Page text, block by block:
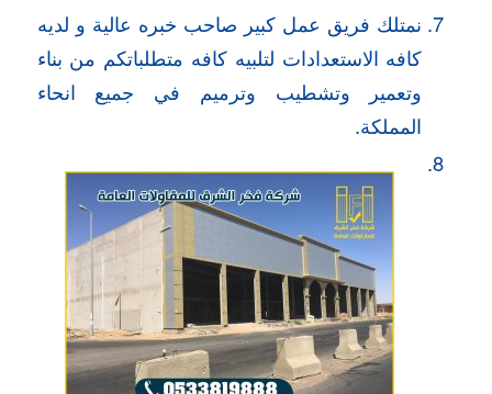
نمتلك فريق عمل كبير صاحب خبره عالية و لديه
كافه الاستعدادات لتلبيه كافه متطلباتكم من بناء
وتعمير وتشطيب وترميم في جميع انحاء
المملكة.